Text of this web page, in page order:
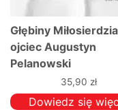
Głębiny
ojciec Augustyn
Pelanowski
35,90 zł
Dowiedz się